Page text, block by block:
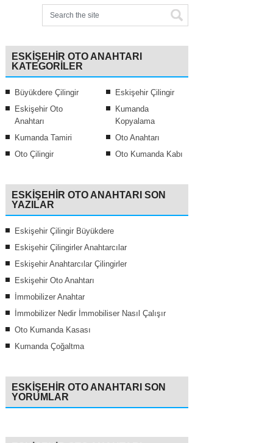
ESKIŞEHIR OTO ANAHTARI
KATEGORILER
Büyükdere Çilingir
Eskişehir Çilingir
Eskişehir Oto
Anahtarı
Kumanda
Kopyalama
Kumanda Tamiri
Oto Anahtarı
Oto Çilingir
Oto Kumanda Kabı
ESKIŞEHIR OTO ANAHTARI SON
YAZILAR
Eskişehir Çilingir Büyükdere
Eskişehir Çilingirler Anahtarcılar
Eskişehir Anahtarcılar Çilingirler
Eskişehir Oto Anahtarı
İmmobilizer Anahtar
İmmobilizer Nedir İmmobiliser Nasıl Çalışır
Oto Kumanda Kasası
Kumanda Çoğaltma
ESKIŞEHIR OTO ANAHTARI SON
YORUMLAR